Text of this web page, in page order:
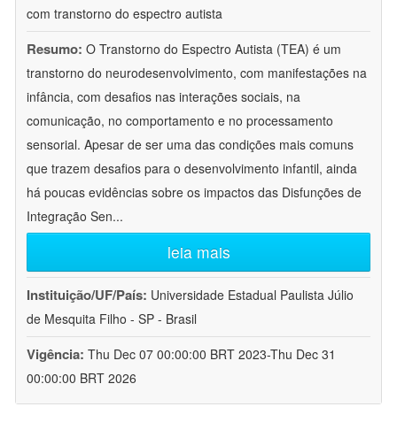
com transtorno do espectro autista
Resumo: O Transtorno do Espectro Autista (TEA) é um
transtorno do neurodesenvolvimento, com manifestações na
infância, com desafios nas interações sociais, na
comunicação, no comportamento e no processamento
sensorial. Apesar de ser uma das condições mais comuns
que trazem desafios para o desenvolvimento infantil, ainda
há poucas evidências sobre os impactos das Disfunções de
Integração Sen...
leia mais
Instituição/UF/País: Universidade Estadual Paulista Júlio
de Mesquita Filho - SP - Brasil
Vigência: Thu Dec 07 00:00:00 BRT 2023-Thu Dec 31
00:00:00 BRT 2026